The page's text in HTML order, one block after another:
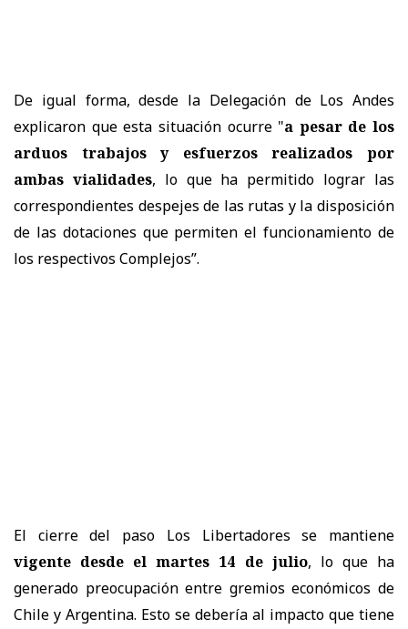
De igual forma, desde la Delegación de Los Andes
explicaron que esta situación ocurre "a pesar de los
arduos trabajos y esfuerzos realizados por
ambas vialidades, lo que ha permitido lograr las
correspondientes despejes de las rutas y la disposición
de las dotaciones que permiten el funcionamiento de
los respectivos Complejos”.
El cierre del paso Los Libertadores se mantiene
vigente desde el martes 14 de julio, lo que ha
generado preocupación entre gremios económicos de
Chile y Argentina. Esto se debería al impacto que tiene